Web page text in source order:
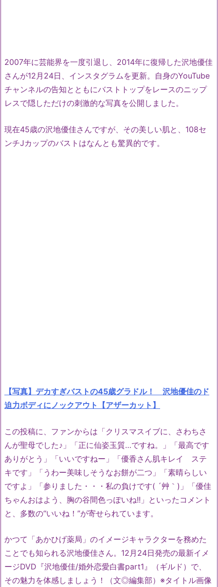
2007年に芸能界を一度引退し、2014年に復帰した沢地優佳
さんが12月24日、インスタグラムを更新。自身のYouTube
チャンネルの告知とともにバストトップをレースのニップ
レスで隠しただけの刺激的な写真を公開しました。
現在45歳の沢地優佳さんですが、その美しい肌と、108セ
ンチJカップのバストはなんとも驚異的です。
【写真】デカすぎバストの45歳グラドル！ 沢地優佳のド
迫力ボディにノックアウト【アザーカット】
この投稿に、ファンからは「クリスマスイブに、さわちさ
んが聖母でした♪」「正に仙姿玉質…ですね。」「最高です
ありがとう」「いいですねー」「優香さん肌キレイ ステ
キです」「うわー美味しそうなお餅が二つ」「素晴らしい
ですよ」「参りました・・・私の負けです( ´艸｀)」「優佳
ちゃんおはよう、胸の谷間色っぽいね!!」といったコメント
と、多数の“いいね！”が寄せられています。
かつて「あかひげ薬局」のイメージキャラクターを務めた
ことでも知られる沢地優佳さん。12月24日発売の最新イメ
ージDVD『沢地優佳/婚外恋愛白書part1』（ギルド）で、
その魅力を体感しましょう！（文◎編集部）※タイトル画像